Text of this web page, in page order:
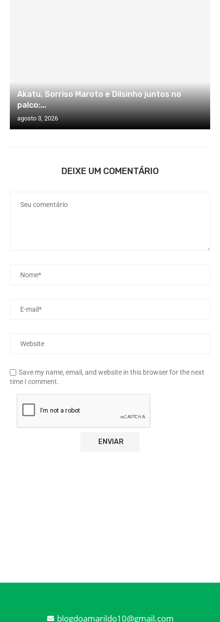
Akatu, Sorriso Maroto e Dilsinho juntos no
palco:...
agosto 3, 2026
DEIXE UM COMENTÁRIO
Save my name, email, and website in this browser for the next
time I comment.
blogdoamarildo10@gmail.com